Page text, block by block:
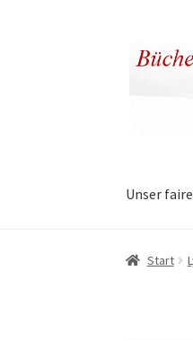
Zur
Navigation
Zum
Inhalt
Unser
Start